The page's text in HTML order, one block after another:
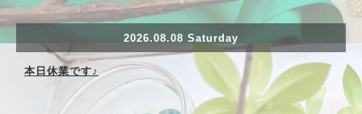
2026.08.08 Saturday
本日休業です♪